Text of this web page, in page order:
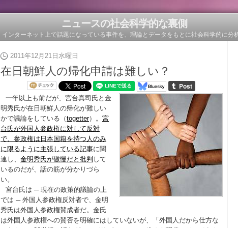
ニュースの社会科学的な裏側
インターネット上で話題になっている事件を、理論とデータをもとに社会科学的に分
2011年12月21日水曜日
在日朝鮮人の帰化申請は難しい？
一年以上も前だが、宮台真司氏と金
明秀氏が在日朝鮮人の帰化が難しい
かで議論をしている（togetter）。 宮
台氏が外国人参政権に対して反対
で、参政権は日本国籍を持つ人のみ
に限るように主張している記事に関
連し、 金明秀氏が傲慢だと批判 して
いるのだが、話の筋が分かりづら
い。
宮台氏は ─ 現在の政策的議論の上
では ─ 外国人参政権反対者で、金明
秀氏は外国人参政権賛成者だ。金氏
は外国人参政権への賛否を明確にはしていないが、「外国人だから仕方な